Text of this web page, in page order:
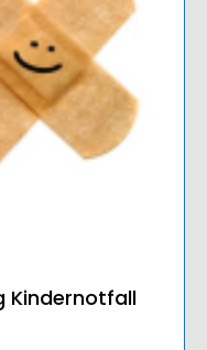
Kindernotfall